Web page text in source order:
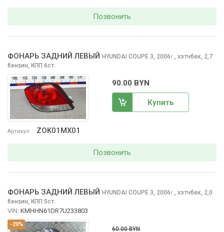
Позвонить
Артикул ZOK01MX01
ФОНАРЬ ЗАДНИЙ ЛЕВЫЙ HYUNDAI COUPE 3, 2006г., хэтчбек, 2,7
бензин, КПП 6ст.
90.00 BYN
Купить
Позвонить
-20%
ФОНАРЬ ЗАДНИЙ ЛЕВЫЙ HYUNDAI COUPE 3, 2006г., хэтчбек, 2,0
бензин, КПП 5ст.
VIN: KMHHN61DR7U233803
60.00 BYN